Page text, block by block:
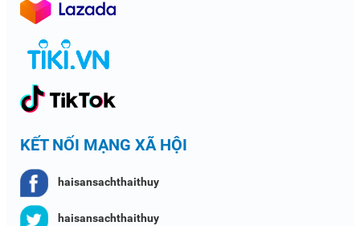
KẾT NỐI MẠNG XÃ HỘI
haisansachthaithuy
haisansachthaithuy